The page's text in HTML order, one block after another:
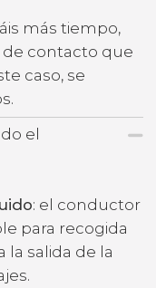
más tiempo,
contacto que
caso, se
el
: el conductor
para recogida
la salida de la